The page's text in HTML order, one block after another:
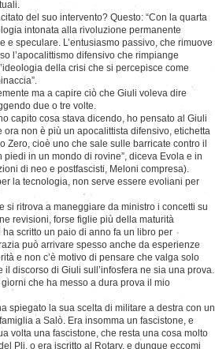
del suo intervento? Questo: “Con la quarta
intonata alla rivoluzione permanente
speculare. L’entusiasmo passivo, che rimuove
l’apocalittismo difensivo che rimpiange
della crisi che si percepisce come
ma a capire ciò che Giuli voleva dire
due o tre volte.
capito cosa stava dicendo, ho pensato al Giuli
non è più un apocalittista difensivo, etichetta
cioè uno che sale sulle barricate contro il
in un mondo di rovine”, diceva Evola e in
di neo e postfascisti, Meloni compresa).
la tecnologia, non serve essere evoliani per
si ritrova a maneggiare da ministro i concetti su
revisioni, forse figlie più della maturità
scritto un paio di anno fa un libro per
può arrivare spesso anche da esperienze
e non c’è motivo di pensare che valga solo
discorso di Giuli sull’infosfera ne sia una prova.
che ha messo a dura prova il mio
spiegato la sua scelta di militare a destra con un
a Salò. Era insomma un fascistone, e
volta una fascistone, che resta una cosa molto
Pli, o era iscritto al Rotary, e dunque eccomi